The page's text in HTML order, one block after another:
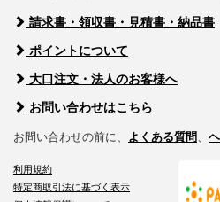
請求書・領収書・見積書・納品書
ポイントについて
大口注文・法人のお客様へ
お問い合わせはこちら
お問い合わせの前に、 よくある質問、
利用規約
特定商取引法に基づく表示